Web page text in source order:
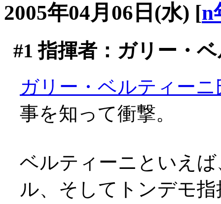
2005年04月06日(水) [n
#1 指揮者：ガリー・
ガリー・ベルティー
事を知って衝撃。
ベルティーニといえ
ル、そしてトンデモ